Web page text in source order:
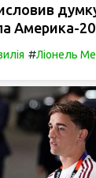
Америка-
#Ліонель